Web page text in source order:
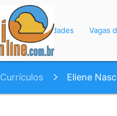
Início Variedades Vagas
Currículos Eliene